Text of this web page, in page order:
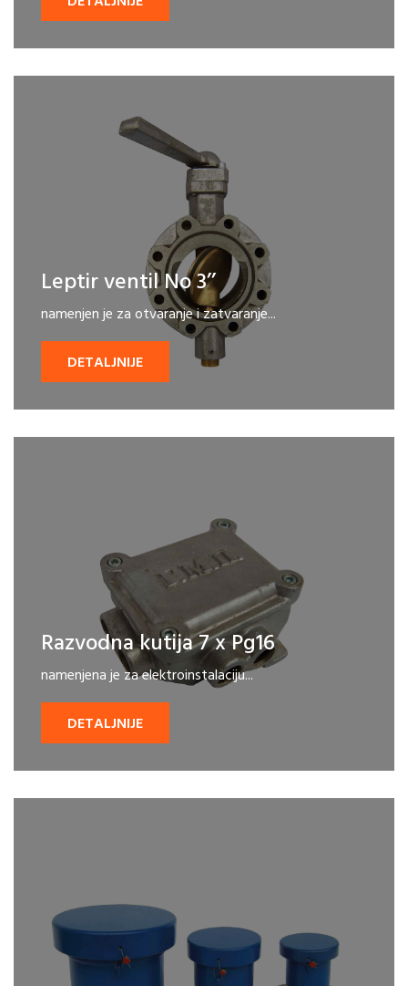
Leptir ventil No 3’’
namenjen je za otvaranje i zatvaranje...
DETALJNIJE
Razvodna kutija 7 x Pg16
namenjena je za elektroinstalaciju...
DETALJNIJE